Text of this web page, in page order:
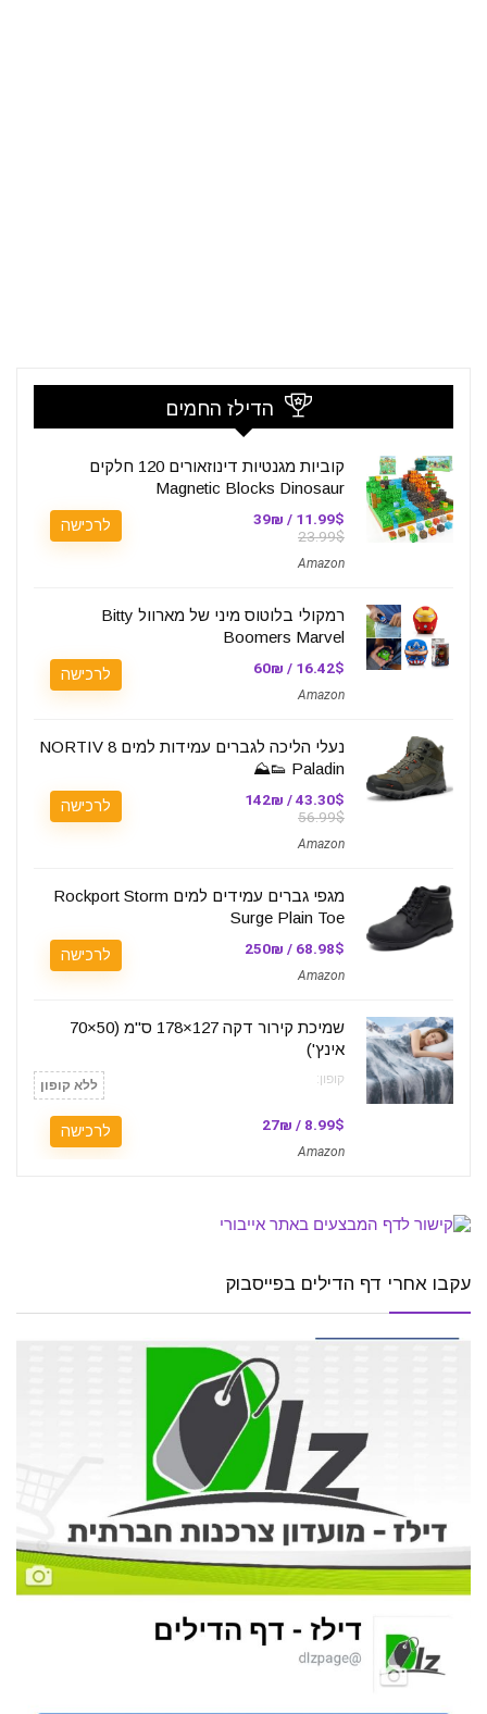
הדילז החמים
קוביות מגנטיות דינוזאורים 120 חלקים
Magnetic Blocks Dinosaur
11.99$ / 39₪
23.99$
Amazon
לרכישה
רמקולי בלוטוס מיני של מארוול Bitty
Boomers Marvel
16.42$ / 60₪
Amazon
לרכישה
נעלי הליכה לגברים עמידות למים NORTIV 8
Paladin 👟⛰️
43.30$ / 142₪
56.99$
Amazon
לרכישה
מגפי גברים עמידים למים Rockport Storm
Surge Plain Toe
68.98$ / 250₪
Amazon
לרכישה
שמיכת קירור דקה 127×178 ס"מ (50×70
אינץ')
קופון: ללא קופון
8.99$ / 27₪
Amazon
לרכישה
עקבו אחרי דף הדילים בפייסבוק